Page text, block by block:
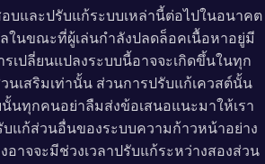
อบและปรับแก้ระบบเหล่านี้ต่อไปในอนาคต
ในขณะที่ผู้เล่นกำลังปลดล็อคเนื้อหาอยู่มี
เปลี่ยนแปลงระบบนี้อาจจะเกิดขึ้นในทุก
นเสริมเท่านั้น ส่วนการปรับแก้เควสต์นั้น
นทุกคนอย่าลืมส่งข้อเสนอแนะมาให้เรา
แก้ส่วนอื่นของระบบความก้าวหน้าอย่าง
อาจจะมีช่วงเวลาปรับแก้ระหว่างสองส่วน